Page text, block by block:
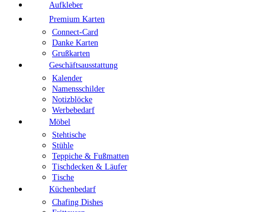
Aufkleber
Premium Karten
Connect-Card
Danke Karten
Grußkarten
Geschäftsausstattung
Kalender
Namensschilder
Notizblöcke
Werbebedarf
Möbel
Stehtische
Stühle
Teppiche & Fußmatten
Tischdecken & Läufer
Tische
Küchenbedarf
Chafing Dishes